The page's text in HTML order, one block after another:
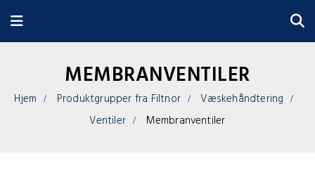
MEMBRANVENTILER
Hjem Produktgrupper fra Filtnor
Væskehåndtering
Ventiler
Membranventiler